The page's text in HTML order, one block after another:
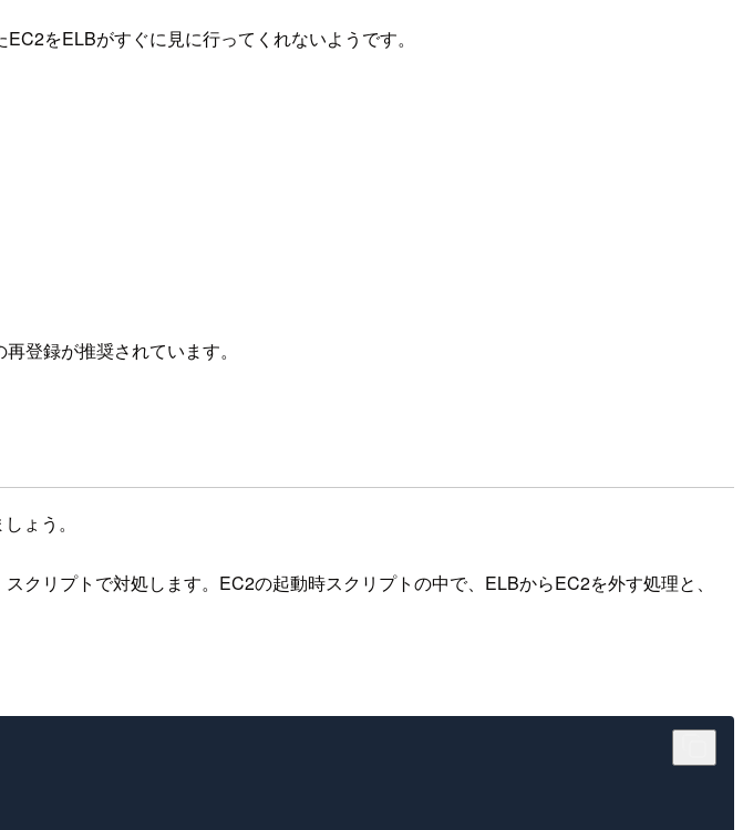
をELBがすぐに見に行ってくれないようです。
登録が推奨されています。
ょう。
リプトで対処します。EC2の起動時スクリプトの中で、ELBからEC2を外す処理と、